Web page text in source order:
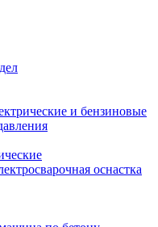
и бензиновые
оснастка